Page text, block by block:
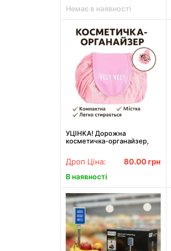
Немає в наявності
УЦІНКА! Дорожна
косметичка-органайзер,
місткава, кишені, ручка (Без
Дроп Ціна: 80.00 грн
В наявності